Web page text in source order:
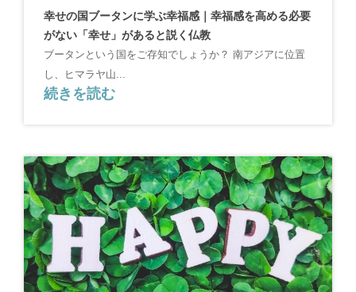
幸せの国ブータンに学ぶ幸福感｜幸福感を高める必要
がない「幸せ」があると説く仏教
ブータンという国をご存知でしょうか？ 南アジアに位置
し、ヒマラヤ山...
続きを読む